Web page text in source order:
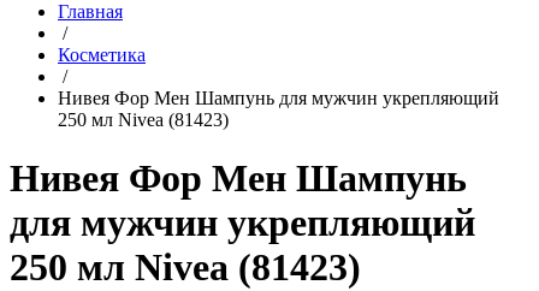
Главная
/
Косметика
/
Нивея Фор Мен Шампунь для мужчин укрепляющий
250 мл Nivea (81423)
Нивея Фор Мен Шампунь
для мужчин укрепляющий
250 мл Nivea (81423)